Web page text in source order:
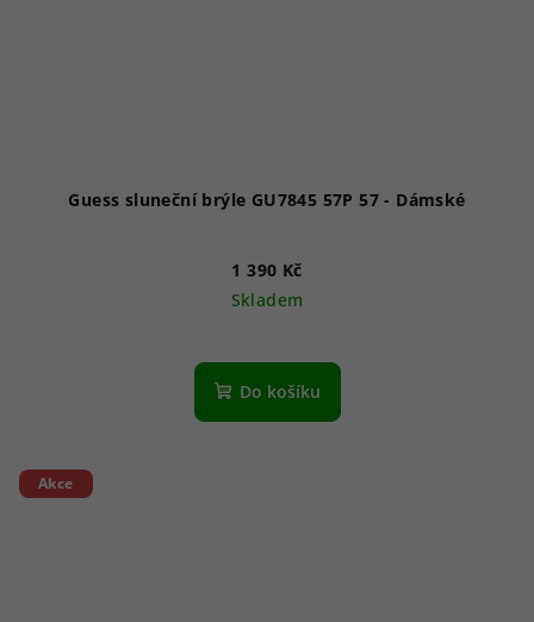
Guess sluneční brýle GU7845 57P 57 - Dámské
1 390 Kč
Skladem
Do košíku
Akce